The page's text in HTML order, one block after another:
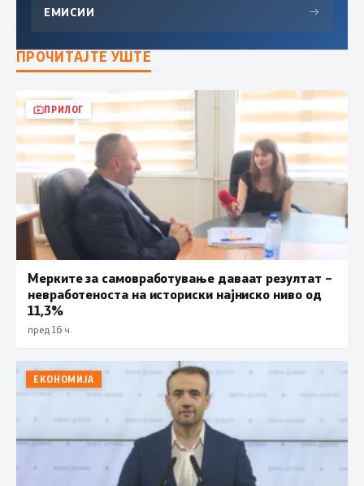
ЕМИСИИ →
ПРОЧИТАЈТЕ УШТЕ
ПРИЛОГ
Мерките за самовработување даваат резултат –
невработеноста на историски најниско ниво од
11,3%
пред 16 ч.
ЕКОНОМИЈА